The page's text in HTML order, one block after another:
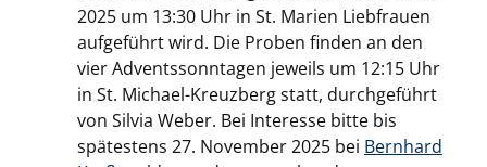
2025 um 13:30 Uhr in St. Marien Liebfrauen
aufgeführt wird. Die Proben finden an den
vier Adventssonntagen jeweils um 12:15 Uhr
in St. Michael-Kreuzberg statt, durchgeführt
von Silvia Weber. Bei Interesse bitte bis
spätestens 27. November 2025 bei Bernhard